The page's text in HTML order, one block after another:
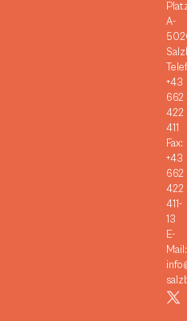
A-
+43
662
422
411
Fax:
+43
662
422
411-
13
E-
Mail: